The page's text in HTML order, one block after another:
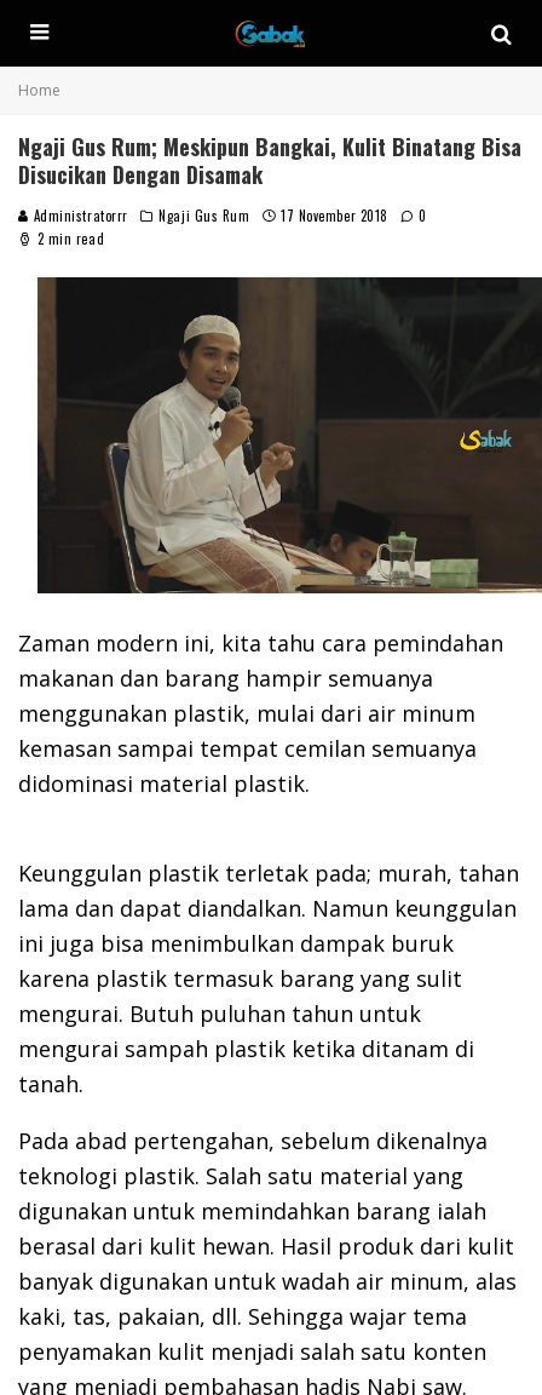
Home
Ngaji Gus Rum; Meskipun Bangkai, Kulit Binatang Bisa
Disucikan Dengan Disamak
Administratorrr Ngaji Gus Rum 17 November 2018
0
2 min read
Zaman modern ini, kita tahu cara pemindahan
makanan dan barang hampir semuanya
menggunakan plastik, mulai dari air minum
kemasan sampai tempat cemilan semuanya
didominasi material plastik.
Keunggulan plastik terletak pada; murah, tahan
lama dan dapat diandalkan. Namun keunggulan
ini juga bisa menimbulkan dampak buruk
karena plastik termasuk barang yang sulit
mengurai. Butuh puluhan tahun untuk
mengurai sampah plastik ketika ditanam di
tanah.
Pada abad pertengahan, sebelum dikenalnya
teknologi plastik. Salah satu material yang
digunakan untuk memindahkan barang ialah
berasal dari kulit hewan. Hasil produk dari kulit
banyak digunakan untuk wadah air minum, alas
kaki, tas, pakaian, dll. Sehingga wajar tema
penyamakan kulit menjadi salah satu konten
yang menjadi pembahasan hadis Nabi saw.